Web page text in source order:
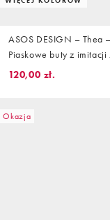
ASOS DESIGN – Thea –
Piaskowe buty z imitacji
na koturnie z efektem
120,00 zł.
Okazja